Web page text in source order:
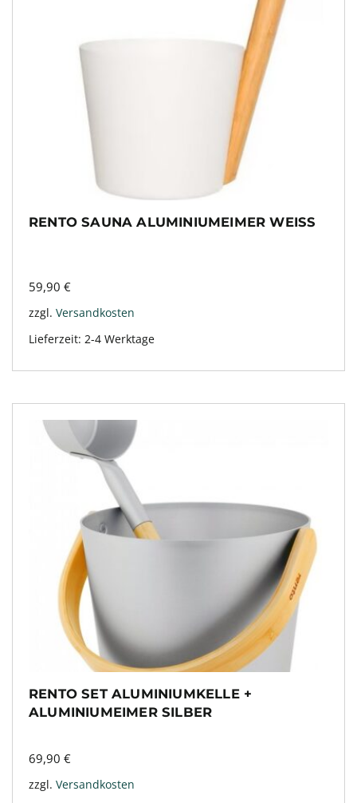
RENTO SAUNA ALUMINIUMEIMER WEISS
59,90 €
zzgl. Versandkosten
Lieferzeit: 2-4 Werktage
RENTO SET ALUMINIUMKELLE +
ALUMINIUMEIMER SILBER
69,90 €
zzgl. Versandkosten